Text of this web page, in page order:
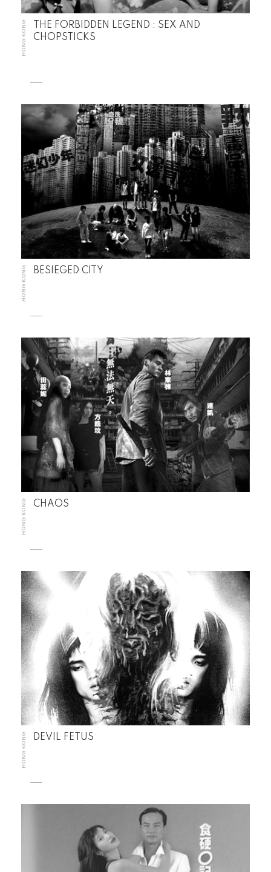
HONG KONG
THE FORBIDDEN LEGEND : SEX AND
CHOPSTICKS
HONG KONG BESIEGED CITY
HONG KONG CHAOS
HONG KONG DEVIL FETUS